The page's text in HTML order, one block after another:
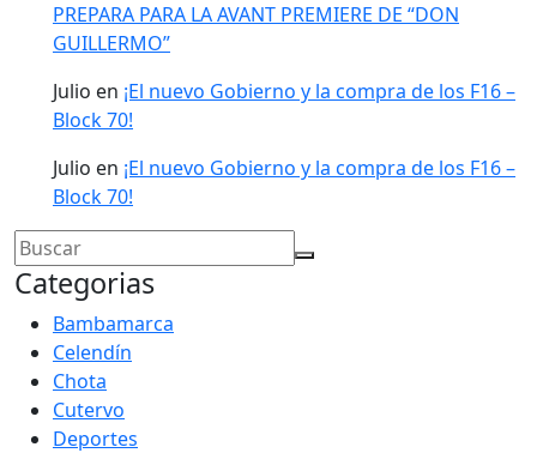
PREPARA PARA LA AVANT PREMIERE DE “DON
GUILLERMO”
Julio en ¡El nuevo Gobierno y la compra de los F16 –
Block 70!
Julio en ¡El nuevo Gobierno y la compra de los F16 –
Block 70!
Categorias
Bambamarca
Celendín
Chota
Cutervo
Deportes